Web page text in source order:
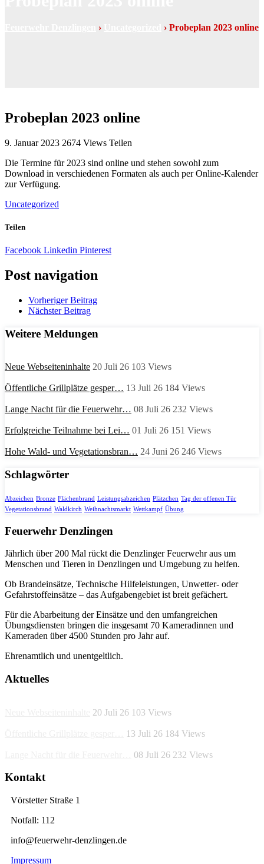
› › Probeplan 2023 online
Probeplan 2023 online
9. Januar 2023 2674 Views Teilen
Die Termine für 2023 sind online und stehen sowohl zum
Download in verschiedenen Formaten als auch per Online-Kalender
zur Verfügung.
Uncategorized
Teilen
Facebook Linkedin Pinterest
Post navigation
Vorheriger Beitrag
Nächster Beitrag
Weitere Meldungen
Neue Webseiteninhalte 20 Juli 26 103 Views
Öffentliche Grillplätze gesper… 13 Juli 26 184 Views
Lange Nacht für die Feuerwehr… 08 Juli 26 232 Views
Erfolgreiche Teilnahme bei Lei… 01 Juli 26 151 Views
Hohe Wald- und Vegetationsbran… 24 Juni 26 246 Views
Schlagwörter
Abzeichen Bronze Flächenbrand Leistungsabzeichen Plätzchen Tag der offenen Tür
Vegetationsbrand Waldkirch Weihnachtsmarkt Wettkampf Übung
Feuerwehr Denzlingen
Jährlich über 200 Mal rückt die Denzlinger Feuerwehr aus um
Menschen und Tieren in Denzlingen und Umgebung zu helfen.
Ob Brandeinsätze, Technische Hilfeleistungen, Unwetter- oder
Gefahrstoffeinsätze – das Aufgabengebiet ist breit gefächert.
Für die Abarbeitung der Einsätze und den umfangreichen
Übungsdiensten bringen die insgesamt 70 Kameradinnen und
Kameraden über 4500 Stunden pro Jahr auf.
Ehrenamtlich und unentgeltlich.
Aktuelles
20 Juli 26 103 Views
13 Juli 26 184 Views
08 Juli 26 232 Views
Kontakt
Vörstetter Straße 1
Notfall: 112
info@feuerwehr-denzlingen.de
Impressum